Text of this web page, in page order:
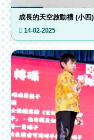
成長的天空啟動禮 (小四)
14-02-2025